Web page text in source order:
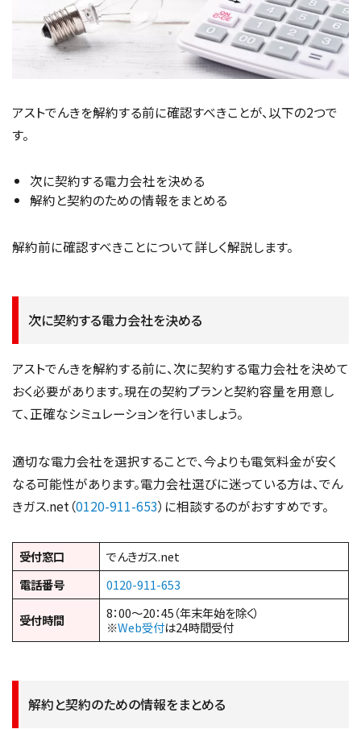
アストでんきを解約する前に確認すべきことが、以下の2つで
す。
次に契約する電力会社を決める
解約と契約のための情報をまとめる
解約前に確認すべきことについて詳しく解説します。
次に契約する電力会社を決める
アストでんきを解約する前に、次に契約する電力会社を決めて
おく必要があります。現在の契約プランと契約容量を用意し
て、正確なシミュレーションを行いましょう。
適切な電力会社を選択することで、今よりも電気料金が安く
なる可能性があります。電力会社選びに迷っている方は、でん
きガス.net（0120-911-653）に相談するのがおすすめです。
受付窓口
でんきガス.net
電話番号
0120-911-653
受付時間
8：00～20：45（年末年始を除く）
※Web受付は24時間受付
解約と契約のための情報をまとめる